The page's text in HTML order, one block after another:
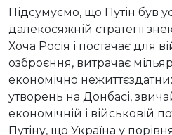
Підсумуємо, що Путін був
далекосяжній стратегії
Хоча Росія і постачає для
озброєння, витрачає
економічно
утворень на Донбасі,
економічній і військовій
Путіну, що Україна у